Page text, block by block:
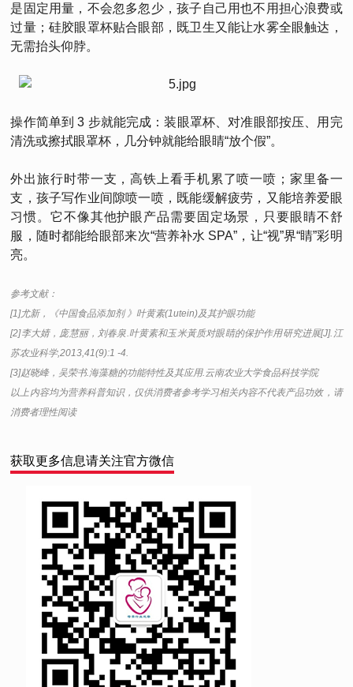
是固定用量，不会忽多忽少，孩子自己用也不用担心浪费或
过量；硅胶眼罩杯贴合眼部，既卫生又能让水雾全眼触达，
无需抬头仰脖。
操作简单到 3 步就能完成：装眼罩杯、对准眼部按压、用完
清洗或擦拭眼罩杯，几分钟就能给眼睛“放个假”。
外出旅行时带一支，高铁上看手机累了喷一喷；家里备一
支，孩子写作业间隙喷一喷，既能缓解疲劳，又能培养爱眼
习惯。它不像其他护眼产品需要固定场景，只要眼睛不舒
服，随时都能给眼部来次“营养补水 SPA”，让“视”界“睛”彩明
亮。
参考文献：
[1]尤新，《中国食品添加剂 》叶黄素(1utein)及其护眼功能
[2]李大婧，庞慧丽，刘春泉.叶黄素和玉米黃质对眼睛的保护作用研究进展[J].江
苏农业科学,2013,41(9):1 -4.
[3]赵晓峰，吴荣书.海藻糖的功能特性及其应用.云南农业大学食品科技学院
以上内容均为营养科普知识，仅供消费者参考学习相关内容不代表产品功效，请
消费者理性阅读
获取更多信息请关注官方微信